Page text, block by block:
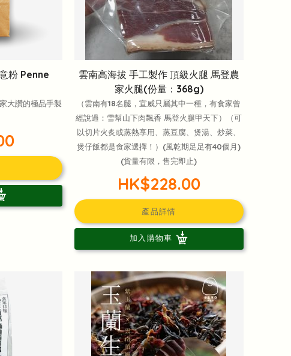
粉 Penne
大讚的極品手製
雲南高海拔 手工製作 頂級火腿 馬登農
家火腿(份量：368g)
（雲南有18名腿，宣威只屬其中一種，有食家曾
經說過：雪幫山下肉飄香 馬登火腿甲天下）（可
以切片火炙或蒸熱享用、蒸豆腐、煲湯、炒菜、
煲仔飯都是食家選擇！）(風乾期足足有40個月)
(貨量有限，售完即止)
HK$228.00
產品詳情
加入購物車